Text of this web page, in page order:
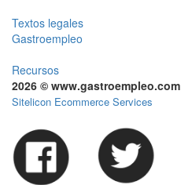
Textos legales
Gastroempleo
Recursos
2026 © www.gastroempleo.com
Sitelicon Ecommerce Services